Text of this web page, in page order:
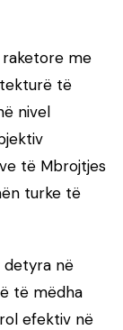
raketore me
të
nivel
të Mbrojtjes
turke të
detyra në
të mëdha
efektiv në